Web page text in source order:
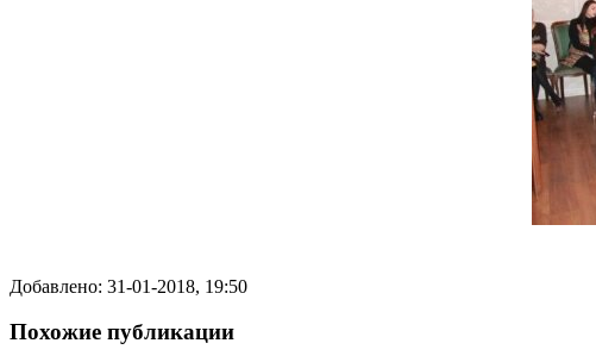
Добавлено: 31-01-2018, 19:50
Похожие публикации